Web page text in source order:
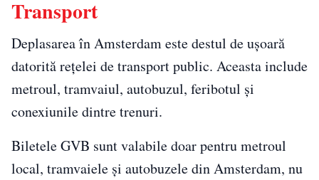
Transport
Deplasarea în Amsterdam este destul de ușoară
datorită rețelei de transport public. Aceasta include
metroul, tramvaiul, autobuzul, feribotul și
conexiunile dintre trenuri.
Biletele GVB sunt valabile doar pentru metroul
local, tramvaiele și autobuzele din Amsterdam, nu